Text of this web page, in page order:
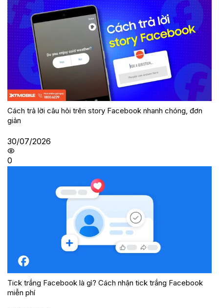
Cách trả lời câu hỏi trên story Facebook nhanh chóng, đơn
giản
30/07/2026
0
Tick trắng Facebook là gì? Cách nhận tick trắng Facebook
miễn phí